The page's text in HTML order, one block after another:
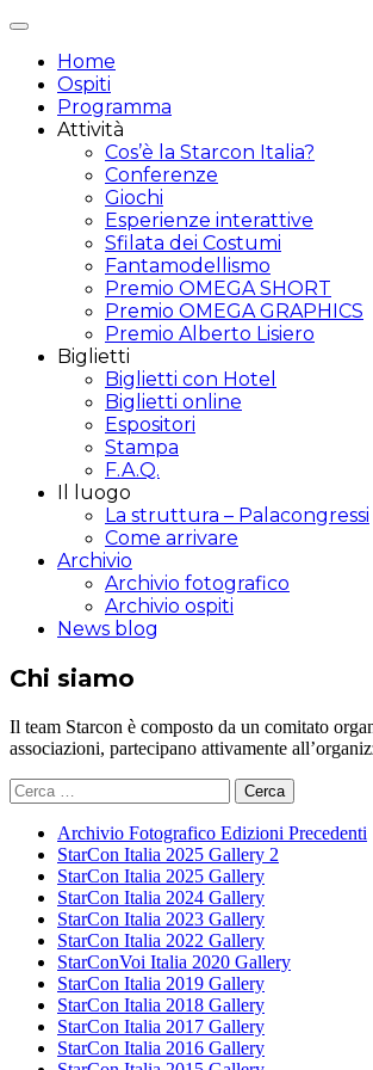
Attiva/disattiva
navigazione
Home
Ospiti
Programma
Attività
Cos’è la Starcon Italia?
Conferenze
Giochi
Esperienze interattive
Sfilata dei Costumi
Fantamodellismo
Premio OMEGA SHORT
Premio OMEGA GRAPHICS
Premio Alberto Lisiero
Biglietti
Biglietti con Hotel
Biglietti online
Espositori
Stampa
F.A.Q.
Il luogo
La struttura – Palacongressi
Come arrivare
Archivio
Archivio fotografico
Archivio ospiti
News blog
Chi siamo
Il team Starcon è composto da un comitato
associazioni, partecipano attivamente
Ricerca
per:
Archivio Fotografico Edizioni Precedenti
StarCon Italia 2025 Gallery 2
StarCon Italia 2025 Gallery
StarCon Italia 2024 Gallery
StarCon Italia 2023 Gallery
StarCon Italia 2022 Gallery
StarConVoi Italia 2020 Gallery
StarCon Italia 2019 Gallery
StarCon Italia 2018 Gallery
StarCon Italia 2017 Gallery
StarCon Italia 2016 Gallery